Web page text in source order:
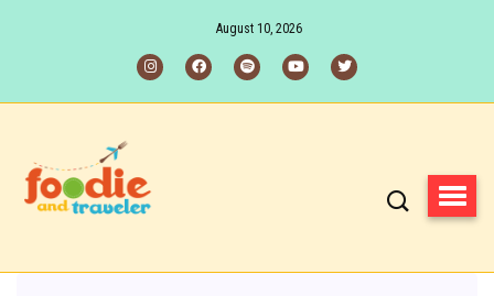
August 10, 2026